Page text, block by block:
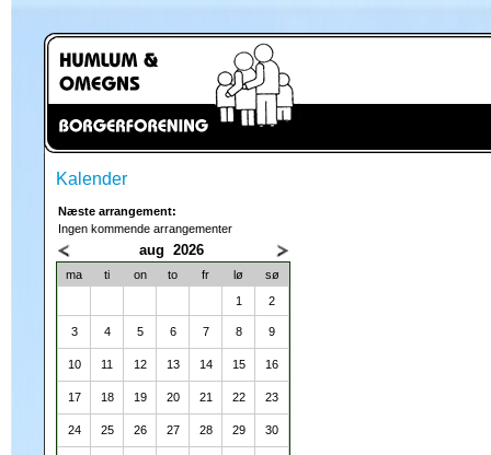
Kalender
Næste arrangement:
Ingen kommende arrangementer
aug 2026
ma ti on to fr lø
sø
1
2
3 4 5 6 7 8 9
10 11 12 13 14 15 16
17 18 19 20 21 22 23
24 25 26 27 28 29 30